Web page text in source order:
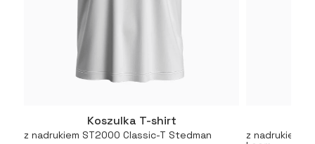
Więcej
Koszulka T-shirt
z nadrukiem ST2000 Classic-T Stedman
z nadrukiem